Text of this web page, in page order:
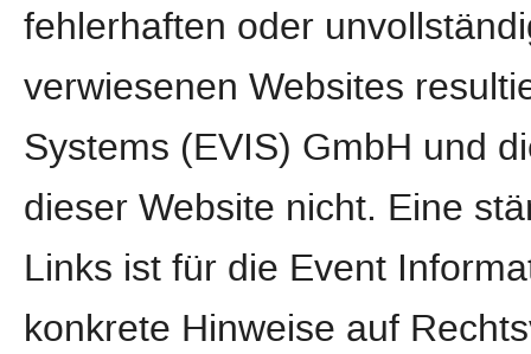
fehlerhaften oder
verwiesenen Websites
Systems (EVIS) GmbH und
dieser Website nicht. Eine
Links ist für die Event
konkrete Hinweise auf